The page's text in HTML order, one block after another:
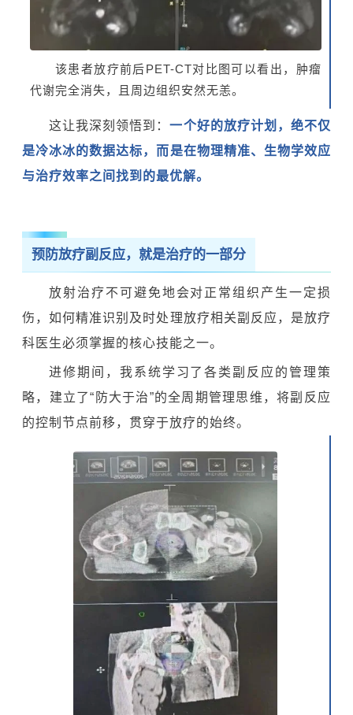
该患者放疗前后PET-CT对比图可以看出，肿瘤
代谢完全消失，且周边组织安然无恙。
这让我深刻领悟到：一个好的放疗计划，绝不仅
是冷冰冰的数据达标，而是在物理精准、生物学效应
与治疗效率之间找到的最优解。
预防放疗副反应，就是治疗的一部分
放射治疗不可避免地会对正常组织产生一定损
伤，如何精准识别及时处理放疗相关副反应，是放疗
科医生必须掌握的核心技能之一。
进修期间，我系统学习了各类副反应的管理策
略，建立了“防大于治”的全周期管理思维，将副反应
的控制节点前移，贯穿于放疗的始终。